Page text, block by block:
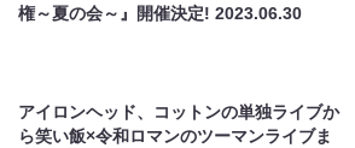
権～夏の会～』開催決定!2023.06.30
アイロンヘッド、コットンの単独ライブか
ら笑い飯×令和ロマンのツーマンライブま